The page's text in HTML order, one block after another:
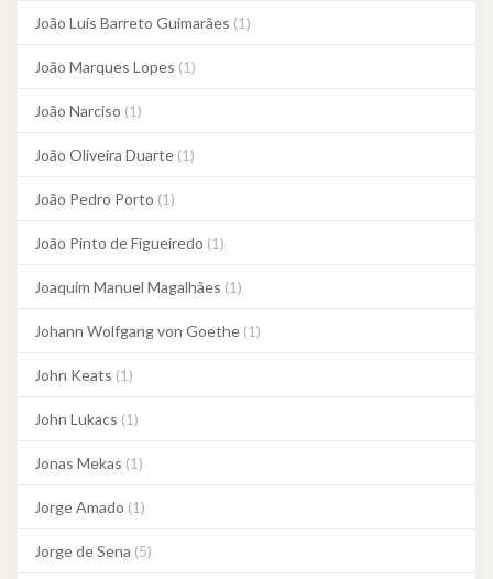
João Luís Barreto Guimarães (1)
João Marques Lopes (1)
João Narciso (1)
João Oliveira Duarte (1)
João Pedro Porto (1)
João Pinto de Figueiredo (1)
Joaquim Manuel Magalhães (1)
Johann Wolfgang von Goethe (1)
John Keats (1)
John Lukacs (1)
Jonas Mekas (1)
Jorge Amado (1)
Jorge de Sena (5)